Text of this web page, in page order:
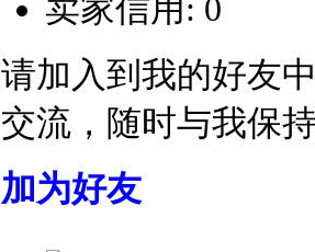
卖家信用: 0
请加入到我的好友
交流，随时与我保
加为好友